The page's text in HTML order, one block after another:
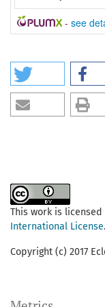
- see
This work is licensed
International License.
Copyright (c) 2017